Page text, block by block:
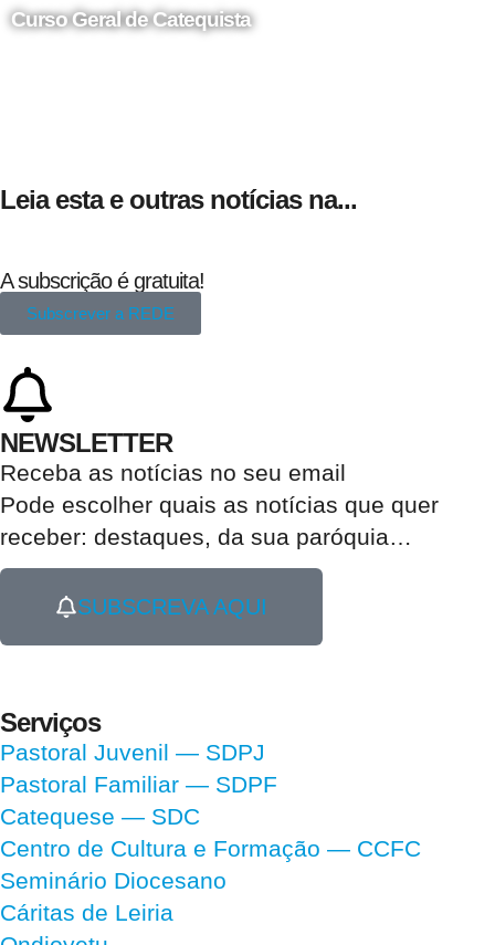
Curso Geral de Catequista
Leia esta e outras notícias na...
A subscrição é gratuita!
Subscrever a REDE
NEWSLETTER
Receba as notícias no seu email​
Pode escolher quais as notícias que quer
receber: destaques, da sua paróquia…
SUBSCREVA AQUI
Serviços
Pastoral Juvenil — SDPJ
Pastoral Familiar — SDPF
Catequese — SDC
Centro de Cultura e Formação — CCFC
Seminário Diocesano
Cáritas de Leiria